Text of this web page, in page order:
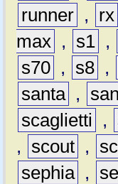
runner , rx
max , s1 ,
s70 , s8 ,
santa ,
scaglietti
,
,
scout ,
sephia ,